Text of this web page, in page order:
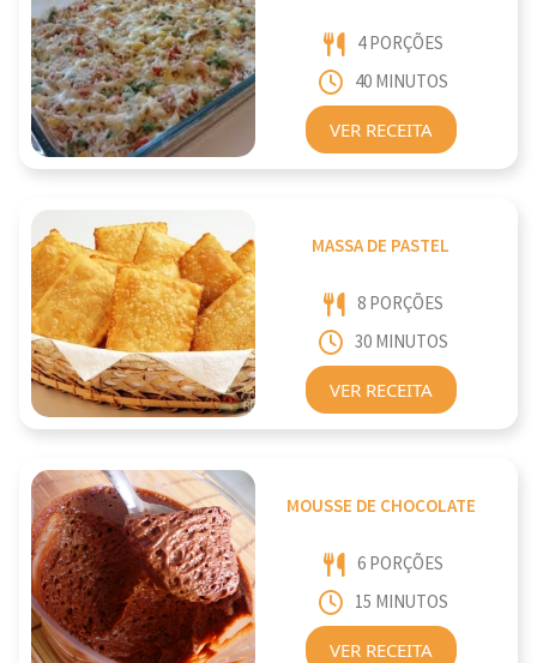
4 PORÇÕES
40 MINUTOS
VER RECEITA
MASSA DE PASTEL
8 PORÇÕES
30 MINUTOS
VER RECEITA
MOUSSE DE CHOCOLATE
6 PORÇÕES
15 MINUTOS
VER RECEITA